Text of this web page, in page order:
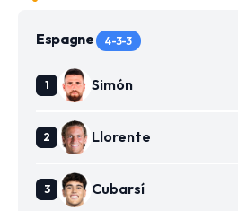
Espagne 4-3-3
Simón
Llorente
Cubarsí